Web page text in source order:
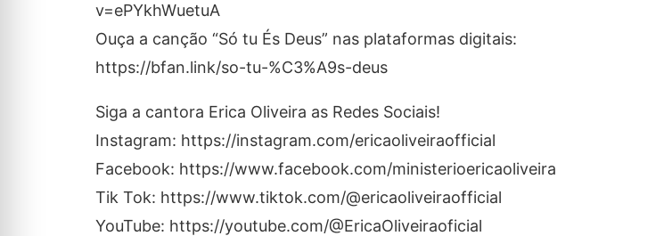
v=ePYkhWuetuA
Ouça a canção “Só tu És Deus” nas plataformas digitais:
https://bfan.link/so-tu-%C3%A9s-deus
Siga a cantora Erica Oliveira as Redes Sociais!
Instagram: https://instagram.com/ericaoliveiraofficial
Facebook: https://www.facebook.com/ministerioericaoliveira
Tik Tok: https://www.tiktok.com/@ericaoliveiraofficial
YouTube: https://youtube.com/@EricaOliveiraoficial